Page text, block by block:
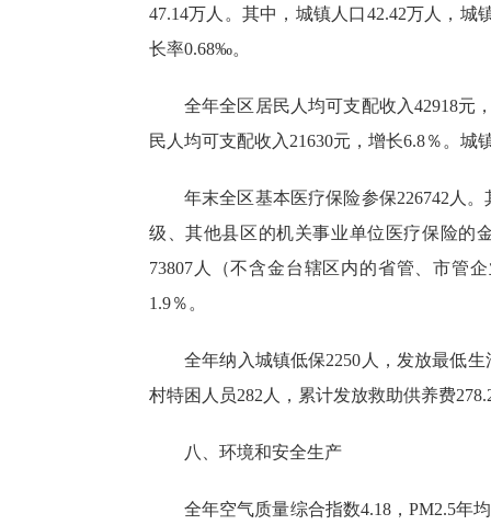
47.14万人。其中，城镇人口42.42万人，
长率0.68‰。
全年全区居民人均可支配收入42918元
民人均可支配收入21630元，增长6.8％。 城
年末全区基本医疗保险参保226742人
级、其他县区的机关事业单位医疗保险的
73807人（不含金台辖区内的省管、市管
1.9％。
全年纳入城镇低保2250人，发放最低
村特困人员282人，累计发放救助供养费
八、环境和安全生产
全年空气质量综合指数4.18，PM2.5年